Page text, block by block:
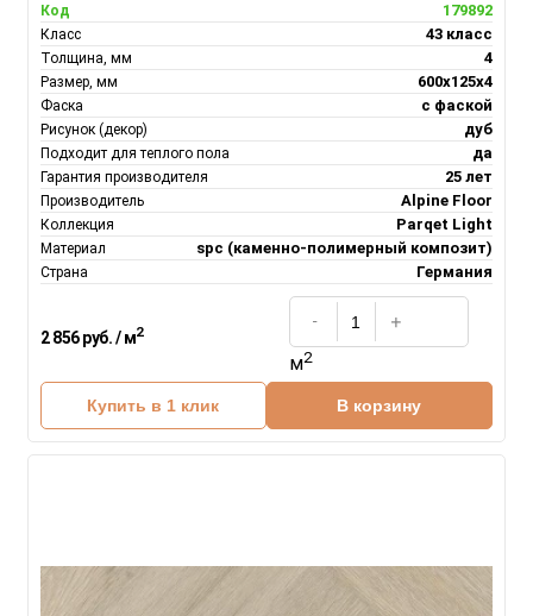
Код 179892
Класс 43 класс
Толщина, мм 4
Размер, мм 600х125х4
Фаска с фаской
Рисунок (декор) дуб
Подходит для теплого пола да
Гарантия производителя 25 лет
Производитель Alpine Floor
Коллекция Parqet Light
Материал spc (каменно-полимерный композит)
Страна Германия
2 856 руб. / м2
м2
Купить в 1 клик В корзину